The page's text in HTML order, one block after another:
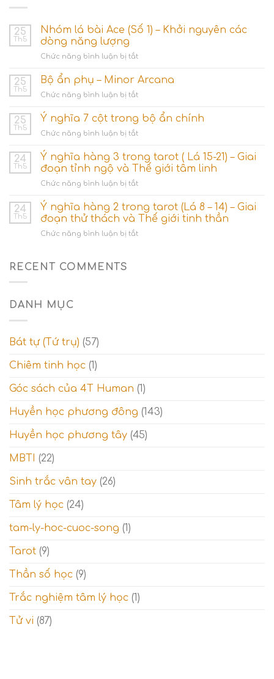
25
Th5
Nhóm lá bài Ace (Số 1) – Khởi nguyên các
dòng năng lượng
Chức năng bình luận bị tắtở
lá
Ace
1)
các
dòng
năng
25
Th5
Bộ ẩn phụ – Minor Arcana
Chức năng bình luận bị tắtở
ẩn
phụ
–
Arcana
25
Th5
Ý nghĩa 7 cột trong bộ ẩn chính
Chức năng bình luận bị tắtở
nghĩa
7
cột
trong
ẩn
chính
24
Th5
Ý nghĩa hàng 3 trong tarot ( Lá 15-21) – Giai
đoạn tỉnh ngộ và Thế giới tâm linh
Chức năng bình luận bị tắtở
nghĩa
hàng
3
trong
linh
24
Th5
Ý nghĩa hàng 2 trong tarot (Lá 8 – 14) – Giai
đoạn thử thách và Thế giới tinh thần
Chức năng bình luận bị tắtở
thách
Thế
giới
tinh
thần
RECENT COMMENTS
DANH MỤC
Bát tự (Tứ trụ) (57)
Chiêm tinh học (1)
Góc sách của 4T Human (1)
Huyền học phương đông (143)
Huyền học phương tây (45)
MBTI (22)
Sinh trắc vân tay (26)
Tâm lý học (24)
tam-ly-hoc-cuoc-song (1)
Tarot (9)
Thần số học (9)
Trắc nghiệm tâm lý học (1)
Tử vi (87)